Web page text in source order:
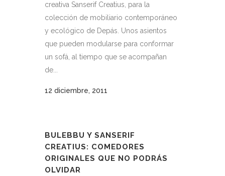
creativa Sanserif Creatius, para la
colección de mobiliario contemporáneo
y ecológico de Depás. Unos asientos
que pueden modularse para conformar
un sofá, al tiempo que se acompañan
de...
12 diciembre, 2011
BULEBBU Y SANSERIF
CREATIUS: COMEDORES
ORIGINALES QUE NO PODRÁS
OLVIDAR